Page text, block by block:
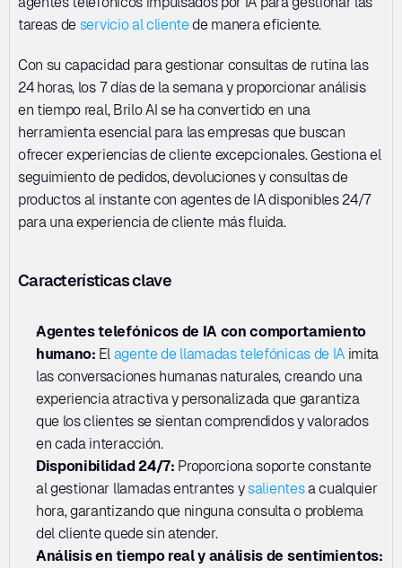
tareas de servicio al cliente de manera eficiente.
Con su capacidad para gestionar consultas de rutina las
24 horas, los 7 días de la semana y proporcionar análisis
en tiempo real, Brilo AI se ha convertido en una
herramienta esencial para las empresas que buscan
ofrecer experiencias de cliente excepcionales. Gestiona el
seguimiento de pedidos, devoluciones y consultas de
productos al instante con agentes de IA disponibles 24/7
para una experiencia de cliente más fluida.
Características clave
Agentes telefónicos de IA con comportamiento
humano: El agente de llamadas telefónicas de IA imita
las conversaciones humanas naturales, creando una
experiencia atractiva y personalizada que garantiza
que los clientes se sientan comprendidos y valorados
en cada interacción.
Disponibilidad 24/7: Proporciona soporte constante
al gestionar llamadas entrantes y salientes a cualquier
hora, garantizando que ninguna consulta o problema
del cliente quede sin atender.